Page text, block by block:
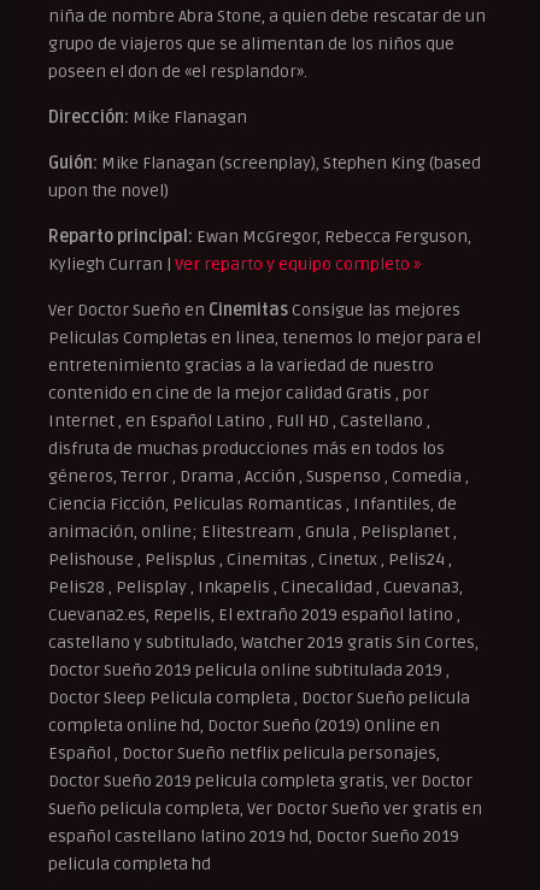
niña de nombre Abra Stone, a quien debe rescatar de un
grupo de viajeros que se alimentan de los niños que
poseen el don de «el resplandor».
Dirección: Mike Flanagan
Guión: Mike Flanagan (screenplay), Stephen King (based
upon the novel)
Reparto principal: Ewan McGregor, Rebecca Ferguson,
Kyliegh Curran | Ver reparto y equipo completo »
Ver Doctor Sueño en Cinemitas Consigue las mejores
Peliculas Completas en linea, tenemos lo mejor para el
entretenimiento gracias a la variedad de nuestro
contenido en cine de la mejor calidad Gratis , por
Internet , en Español Latino , Full HD , Castellano ,
disfruta de muchas producciones más en todos los
géneros, Terror , Drama , Acción , Suspenso , Comedia ,
Ciencia Ficción, Peliculas Romanticas , Infantiles, de
animación, online; Elitestream , Gnula , Pelisplanet ,
Pelishouse , Pelisplus , Cinemitas , Cinetux , Pelis24 ,
Pelis28 , Pelisplay , Inkapelis , Cinecalidad , Cuevana3,
Cuevana2.es, Repelis, El extraño 2019 español latino ,
castellano y subtitulado, Watcher 2019 gratis Sin Cortes,
Doctor Sueño 2019 pelicula online subtitulada 2019 ,
Doctor Sleep Pelicula completa , Doctor Sueño pelicula
completa online hd, Doctor Sueño (2019) Online en
Español , Doctor Sueño netflix pelicula personajes,
Doctor Sueño 2019 pelicula completa gratis, ver Doctor
Sueño pelicula completa, Ver Doctor Sueño ver gratis en
español castellano latino 2019 hd, Doctor Sueño 2019
pelicula completa hd